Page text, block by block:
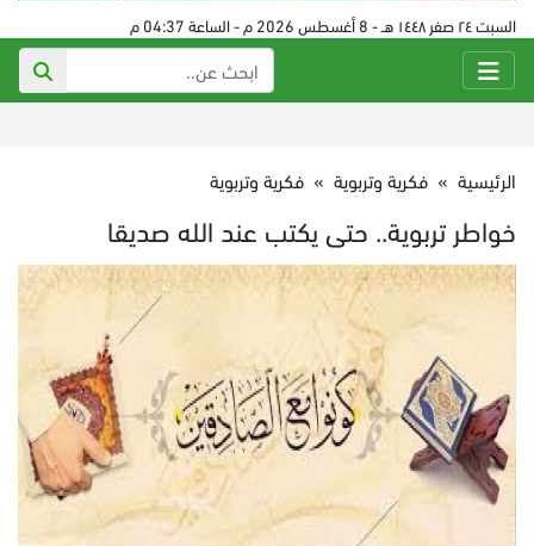
السبت ٢٤ صفر ١٤٤٨ هـ - 8 أغسطس 2026 م - الساعة 04:37 م
الرئيسية » فكرية وتربوية » فكرية وتربوية
خواطر تربوية.. حتى يكتب عند الله صديقا